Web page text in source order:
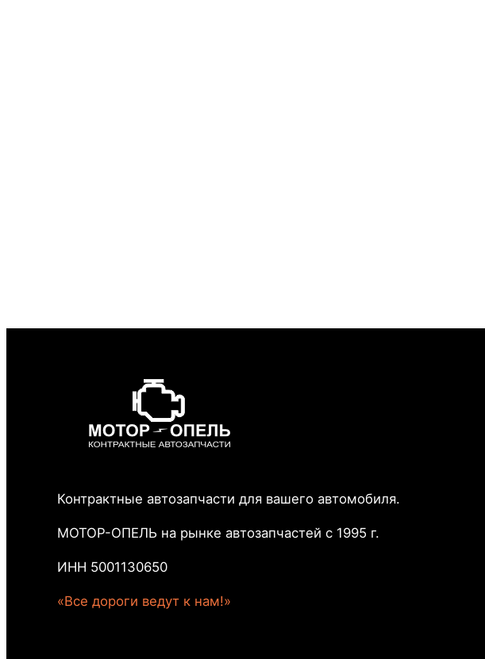
Контрактные автозапчасти для вашего автомобиля.
МОТОР-ОПЕЛЬ на рынке автозапчастей с 1995 г.
ИНН 5001130650
«Все дороги ведут к нам!»